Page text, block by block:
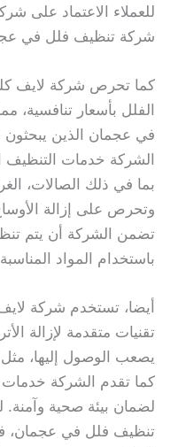
للعملاء الاعتماد على
شركة تنظيف فلل في
كما تحرص شركة لايف
الفلل بأسعار تنافسية،
في عجمان الذين
الشركة خدمات التنظيف
بما في ذلك الصالات،
وتحرص على إزالة
تضمن الشركة أن يتم
باستخدام المواد
أيضا، تستخدم شركة
تقنيات متقدمة لإزالة
يصعب الوصول إليها، مثل
كما تقدم الشركة خدمات
لضمان بيئة صحية
تنظيف فلل في عجمان،